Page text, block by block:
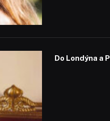
Do Londýna a